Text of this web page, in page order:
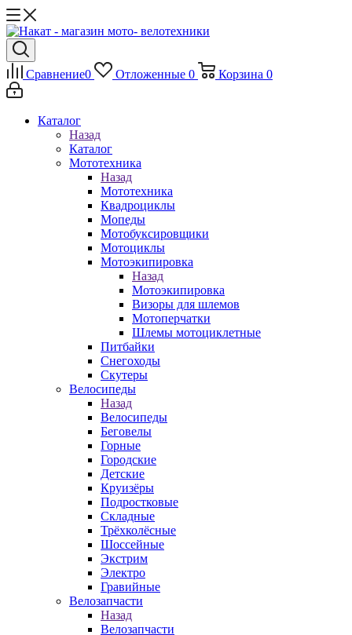
Сравнение0 Отложенные 0 Корзина 0
Каталог
Назад
Каталог
Мототехника
Назад
Мототехника
Квадроциклы
Мопеды
Мотобуксировщики
Мотоциклы
Мотоэкипировка
Назад
Мотоэкипировка
Визоры для шлемов
Мотоперчатки
Шлемы мотоциклетные
Питбайки
Снегоходы
Скутеры
Велосипеды
Назад
Велосипеды
Беговелы
Горные
Городские
Детские
Круизёры
Подростковые
Складные
Трёхколёсные
Шоссейные
Экстрим
Электро
Гравийные
Велозапчасти
Назад
Велозапчасти